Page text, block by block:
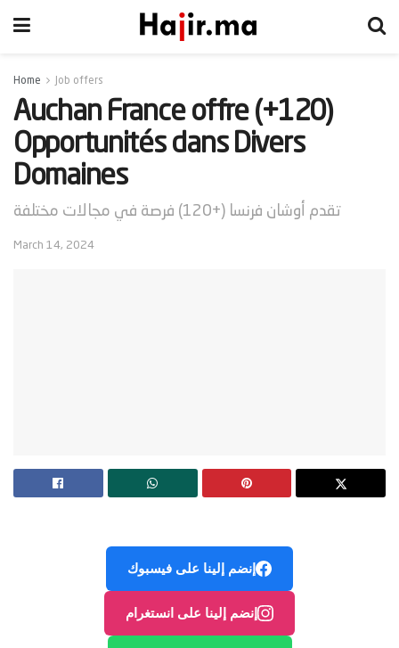
Home Job offers
Auchan France offre (+120)
Opportunités dans Divers
Domaines
تقدم أوشان فرنسا (+120) فرصة في مجالات مختلفة
March 14, 2024
إنضم إلينا على فيسبوك
إنضم إلينا على انستغرام